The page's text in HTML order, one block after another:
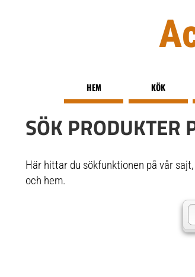
HEM KÖK
SÖK PRODUKTER
Här hittar du sökfunktionen på vår
och hem.